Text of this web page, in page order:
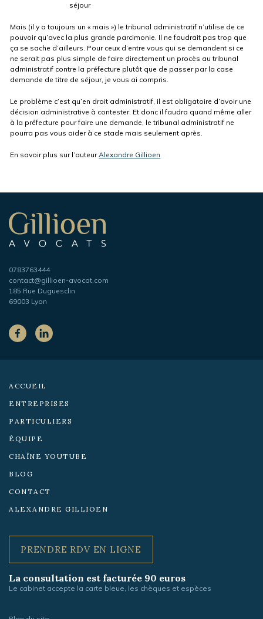
séjour
Mais (il y a toujours un « mais ») le tribunal administratif n’utilise de ce
pouvoir qu’avec la plus grande parcimonie. Il ne faudrait pas trop que
ça se sache d’ailleurs. Pour ceux d’entre vous qui se demandent si ce
ne serait pas plus simple de faire directement un procès au tribunal
administratif contre la préfecture plutôt que de passer par la case
demande de titre de séjour, je vous ai compris.
Le problème c’est qu’en droit administratif, il est obligatoire d’avoir une
décision administrative à contester. Et donc il faudra quand même aller
à la préfecture pour faire une demande, le tribunal administratif ne
pourra pas vous aider à ce stade mais seulement après.
En savoir plus sur l’auteurAlexandre Gillioen
Téléphone
0783763444
Adresse
e-
mail
contact@gillioen-avocat.com
185 Rue Duguesclin
69003 Lyon
Sur
les
ACCUEIL
ENTREPRISES
PARTICULIERS
ÉQUIPE
CHAÎNE YOUTUBE
BLOG
CONTACT
ALEXANDRE GILLIOEN
PRENDRE RDV EN LIGNE
La consultation est facturée 90 euros
Le cabinet accepte la carte bleue, les chèques et espèces